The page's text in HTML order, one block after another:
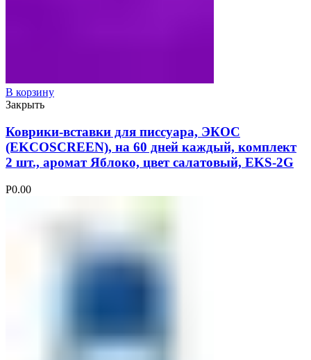
В корзину
Закрыть
Коврики-вставки для писсуара, ЭКОС
(EKCOSCREEN), на 60 дней каждый, комплект
2 шт., аромат Яблоко, цвет салатовый, EKS-2G
Р0.00